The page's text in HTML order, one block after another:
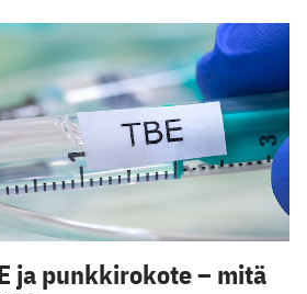
ja punkkirokote – mitä